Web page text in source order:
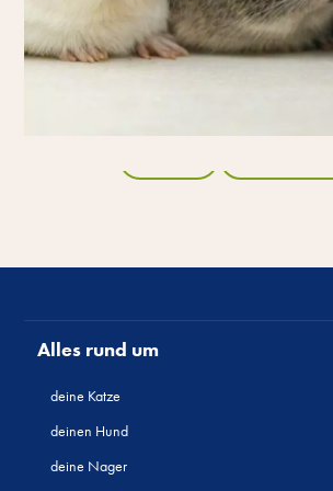
Alles rund um
deine Katze
deinen Hund
deine Nager